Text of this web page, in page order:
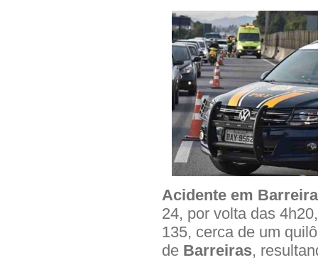
Acidente em
24, por volta das
135, cerca de um
de Barreiras,